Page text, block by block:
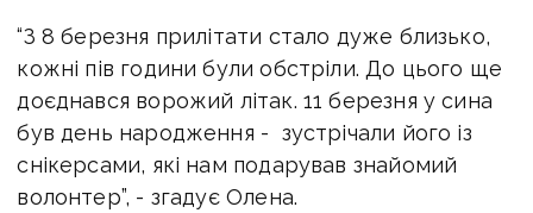
“З 8 березня прилітати стало дуже близько,
кожні пів години були обстріли. До цього ще
доєднався ворожий літак. 11 березня у сина
був день народження - зустрічали його із
снікерсами, які нам подарував знайомий
волонтер”, - згадує Олена.